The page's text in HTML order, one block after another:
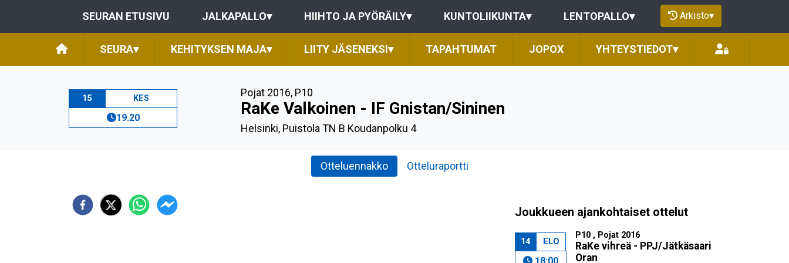
SEURAN ETUSIVU JALKAPALLO▾ HIIHTO JA PYÖRÄILY▾ KUNTOLIIKUNTA▾ LENTOPALLO▾ Arkisto▾
SEURA▾ KEHITYKSEN MAJA▾ LIITY JÄSENEKSI▾ TAPAHTUMAT JOPOX YHTEYSTIEDOT▾
15 KES
19.20
Pojat 2016, P10
RaKe Valkoinen - IF Gnistan/Sininen
Helsinki, Puistola TN B Koudanpolku 4
Otteluennakko Otteluraportti
Joukkueen ajankohtaiset ottelut
14 ELO
P10 , Pojat 2016
RaKe vihreä - PPJ/Jätkäsaari
Oran